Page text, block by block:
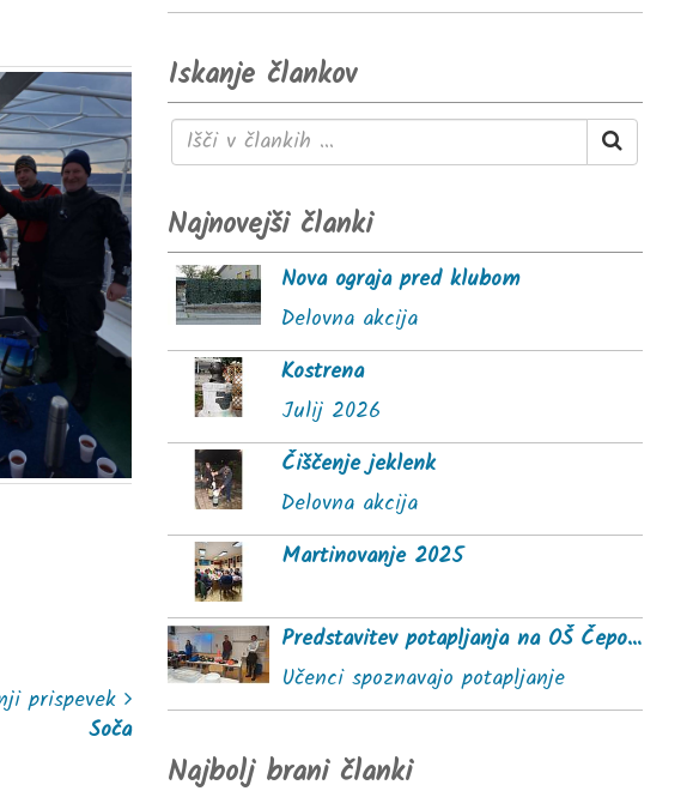
prispevek
Soča
Iskanje člankov
Najnovejši članki
Nova ograja pred klubom
Delovna akcija
Kostrena
Julij 2026
Čiščenje jeklenk
Delovna akcija
Martinovanje 2025
Predstavitev potapljanja na OŠ Čepovan
Učenci spoznavajo potapljanje
Najbolj brani članki